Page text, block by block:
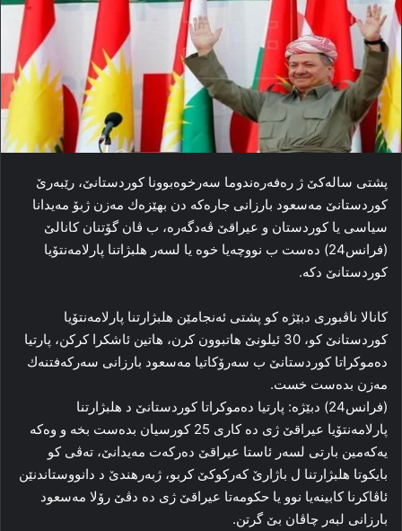
پشتی سالەكێ ژ رەفەرەندوما سەرخوەبوونا كوردستانێ، رێبەرێ
كوردستانێ مەسعود بارزانی جارەكە دن بھێزەك مەزن ژبۆ مەیدانا
سیاسی یا كوردستان و عیراقێ ڤەدگەرە، ب ڤان گۆتنان كانالێ
(فرانس24) دەست ب نووچەیا خوە یا لسەر ھلبژاتنا پارلامەنتۆیا
كوردستانێ دكە.
كانالا ناڤبوری دبێژە كو پشتی ئەنجامێن ھلبژارتنا پارلامەنتۆیا
كوردستانێ كو، 30 ئیلونێ ھاتبوون كرن، ھاتین ئاشكرا كركن، پارتیا
دەموكراتا كوردستانێ ب سەرۆكاتیا مەسعود بارزانی سەركەفتنەك
مەزن بدەست خست.
(فرانس24) دبێژە: پارتیا دەموكراتا كوردستانێ د ھلبژارتنا
پارلامەنتۆیا عیراقێ ژی دە كاری 25 كورسیان بدەست بخە و وەكە
یەكەمین بارتی لسەر ئاستا عیراقێ دەركەت مەیدانێ، تەڤی كو
بایكوتا ھلبژارتنا ل باژارێ كەركوكێ كربو، ژبەرھندێ د دانووستاندنێن
ئاڤاكرنا كابینەیا نوو یا حكومەتا عیراقێ ژی دە دڤێ رۆلا مەسعود
بارزانی لبەر چاڤان بێ گرتن.